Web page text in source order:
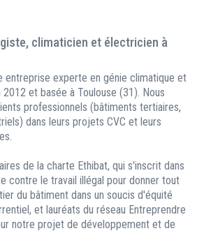
climaticien et électricien à
entreprise experte en génie climatique et
et basée à Toulouse (31). Nous
professionnels (bâtiments tertiaires,
dans leurs projets CVC et leurs
de la charte Ethibat, qui s'inscrit dans
contre le travail illégal pour donner tout
du bâtiment dans un soucis d'équité
et lauréats du réseau Entreprendre
notre projet de développement et de